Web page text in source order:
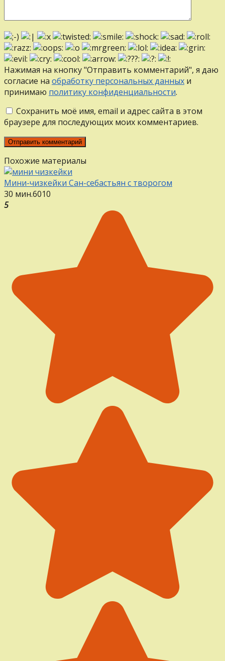
Нажимая на кнопку "Отправить комментарий", я даю
согласие на обработку персональных данных и
принимаю политику конфиденциальности.
Сохранить моё имя, email и адрес сайта в этом
браузере для последующих моих комментариев.
Похожие материалы
Мини-чизкейки Сан-себастьян с творогом
30 мин.6010
5